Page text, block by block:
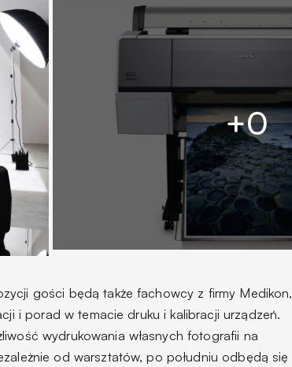
gości będą także fachowcy z firmy Medikon,
i porad w temacie druku i kalibracji urządzeń.
wydrukowania własnych fotografii na
od warsztatów, po południu odbędą się